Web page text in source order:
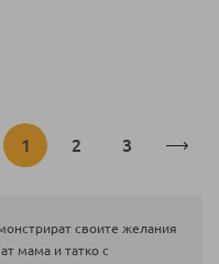
В
четете
1 Страница
2 Страница
3
своите желания
мама и татко с